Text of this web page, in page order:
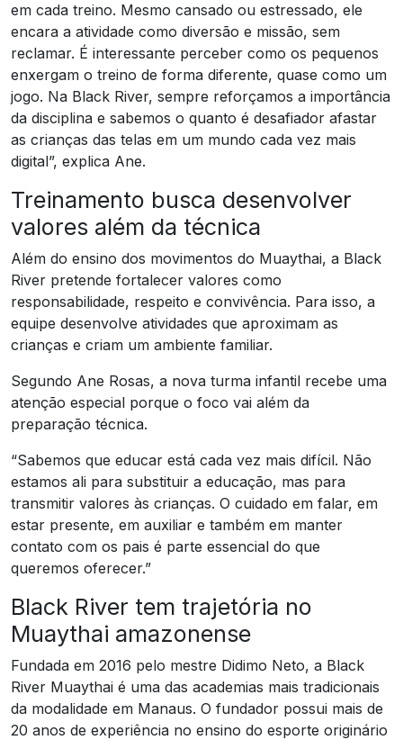
em cada treino. Mesmo cansado ou estressado, ele
encara a atividade como diversão e missão, sem
reclamar. É interessante perceber como os pequenos
enxergam o treino de forma diferente, quase como um
jogo. Na Black River, sempre reforçamos a importância
da disciplina e sabemos o quanto é desafiador afastar
as crianças das telas em um mundo cada vez mais
digital”, explica Ane.
Treinamento busca desenvolver
valores além da técnica
Além do ensino dos movimentos do Muaythai, a Black
River pretende fortalecer valores como
responsabilidade, respeito e convivência. Para isso, a
equipe desenvolve atividades que aproximam as
crianças e criam um ambiente familiar.
Segundo Ane Rosas, a nova turma infantil recebe uma
atenção especial porque o foco vai além da
preparação técnica.
“Sabemos que educar está cada vez mais difícil. Não
estamos ali para substituir a educação, mas para
transmitir valores às crianças. O cuidado em falar, em
estar presente, em auxiliar e também em manter
contato com os pais é parte essencial do que
queremos oferecer.”
Black River tem trajetória no
Muaythai amazonense
Fundada em 2016 pelo mestre Didimo Neto, a Black
River Muaythai é uma das academias mais tradicionais
da modalidade em Manaus. O fundador possui mais de
20 anos de experiência no ensino do esporte originário